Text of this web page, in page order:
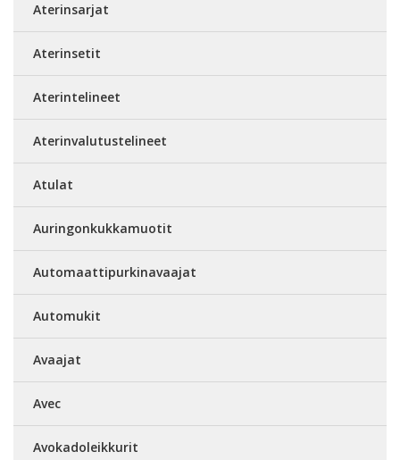
Aterinsarjat
Aterinsetit
Aterintelineet
Aterinvalutustelineet
Atulat
Auringonkukkamuotit
Automaattipurkinavaajat
Automukit
Avaajat
Avec
Avokadoleikkurit